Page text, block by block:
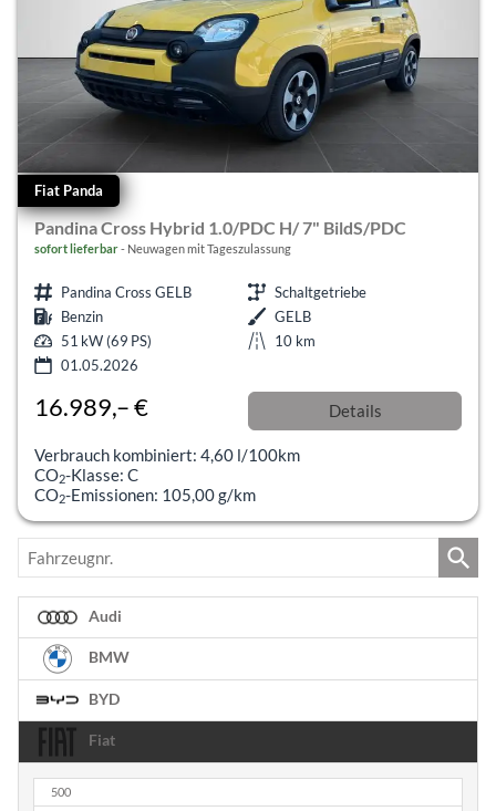
Fiat Panda
Pandina Cross Hybrid 1.0/PDC H/ 7" BildS/PDC
sofort lieferbar Neuwagen mit Tageszulassung
Pandina Cross GELB
Schaltgetriebe
Benzin
GELB
51 kW (69 PS)
10 km
01.05.2026
16.989,– € Details
Verbrauch kombiniert: 4,60 l/100km
CO2-Klasse: C
CO2-Emissionen: 105,00 g/km
Fahrzeugnr.
Audi
BMW
BYD
Fiat
500